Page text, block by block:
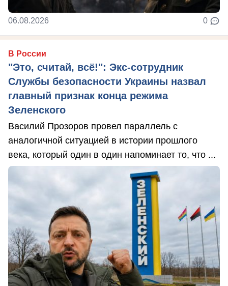
06.08.2026 0
В России
"Это, считай, всё!": Экс-сотрудник
Службы безопасности Украины назвал
главный признак конца режима
Зеленского
Василий Прозоров провел параллель с
аналогичной ситуацией в истории прошлого
века, который один в один напоминает то, что ...